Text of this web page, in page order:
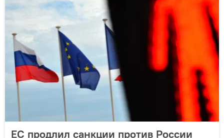
ЕС продлил санкции против России